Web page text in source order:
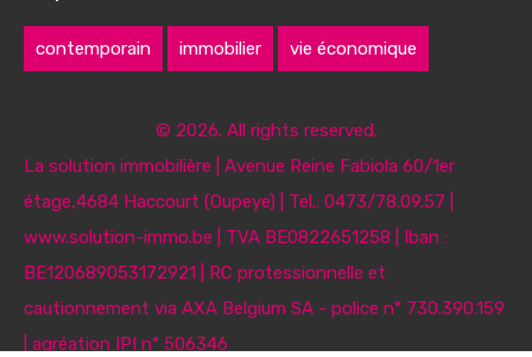
contemporain immobilier vie économique
© 2026. All rights reserved.
La solution immobilière | Avenue Reine Fabiola 60/1er
étage,4684 Haccourt (Oupeye) | Tel.: 0473/78.09.57 |
www.solution-immo.be | TVA BE0822651258 | Iban :
BE120689053172921 | RC protessionnelle et
cautionnement via AXA Belgium SA - police n° 730.390.159
| agréation IPI n° 506346